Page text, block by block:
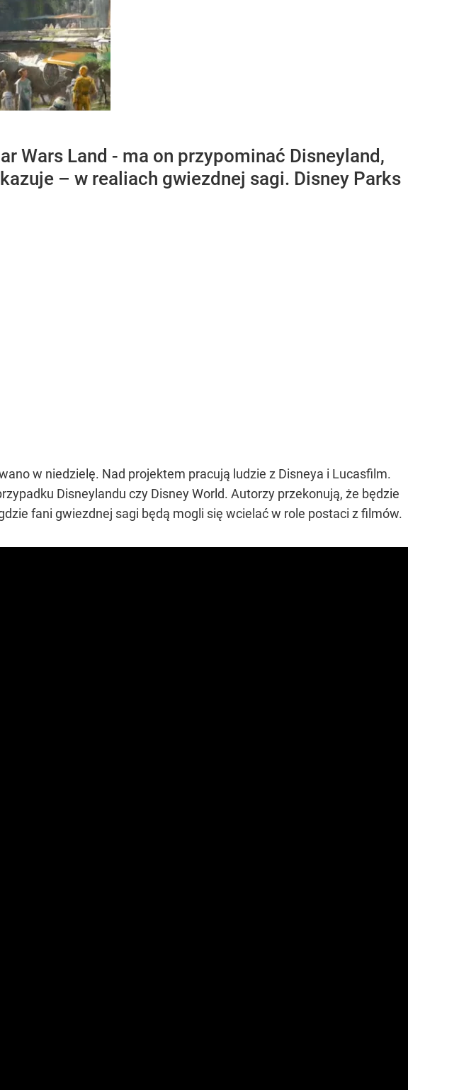
Wars Land - ma on przypominać Disneyland,
– w realiach gwiezdnej sagi. Disney Parks
w niedzielę. Nad projektem pracują ludzie z Disneya i Lucasfilm.
Disneylandu czy Disney World. Autorzy przekonują, że będzie
fani gwiezdnej sagi będą mogli się wcielać w role postaci z filmów.